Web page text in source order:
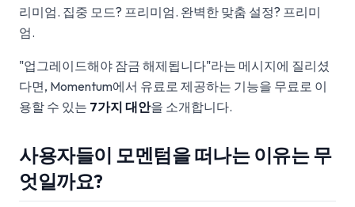
리미엄. 집중 모드? 프리미엄. 완벽한 맞춤 설정? 프리미
엄.
"업그레이드해야 잠금 해제됩니다"라는 메시지에 질리셨
다면, Momentum에서 유료로 제공하는 기능을 무료로 이
용할 수 있는 7가지 대안을 소개합니다.
사용자들이 모멘텀을 떠나는 이유는 무
엇일까요?